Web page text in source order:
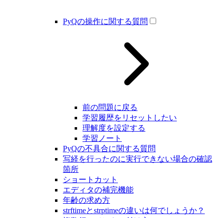
PyQの操作に関する質問
前の問題に戻る
学習履歴をリセットしたい
理解度を設定する
学習ノート
PyQの不具合に関する質問
写経を行ったのに実行できない場合の確認
箇所
ショートカット
エディタの補完機能
年齢の求め方
strftimeとstrptimeの違いは何でしょうか？